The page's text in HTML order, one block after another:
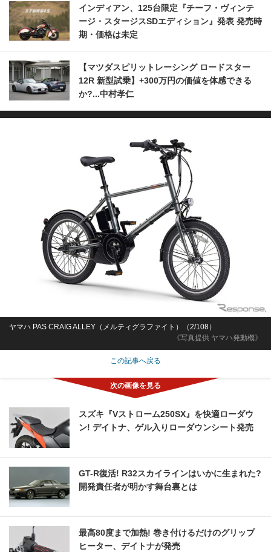
インディアン、125台限定『チーフ・ヴィンテ
ージ・スタージスSDエディション』発表 発売時
期・価格は未定
【マツダスピリットレーシング ロードスター
12R 新型試乗】+300万円の価値を体感できる
か?...中村孝仁
《写真提供 ヤマハ発動機》
ヤマハ PAS CRAIG ALLEY（メルティグラファイト）（2/108）
この記事へ戻る
スズキ『Vストローム250SX』を快適ローダウ
ン! デイトナ、ゲル入りローダウンシート発売
GT-R復活! R32スカイラインはいかに生まれた?
開発責任者が明かす舞台裏とは
最高80度まで加熱! 巻き付けるだけのグリップ
ヒーター、デイトナが発売